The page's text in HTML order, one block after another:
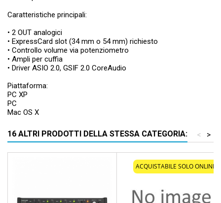
Caratteristiche principali:
• 2 OUT analogici
• ExpressCard slot (34 mm o 54 mm) richiesto
• Controllo volume via potenziometro
• Ampli per cuffia
• Driver ASIO 2.0, GSIF 2.0 CoreAudio
Piattaforma:
PC XP
PC
Mac OS X
16 ALTRI PRODOTTI DELLA STESSA CATEGORIA: >
<
ACQUISTABILE SOLO ONLINE